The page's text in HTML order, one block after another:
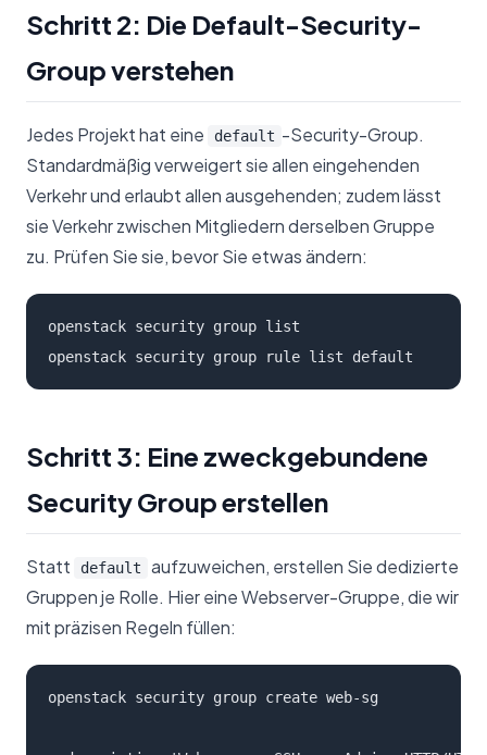
Schritt 2: Die Default-Security-
Group verstehen
Jedes Projekt hat eine default -Security-Group.
Standardmäßig verweigert sie allen eingehenden
Verkehr und erlaubt allen ausgehenden; zudem lässt
sie Verkehr zwischen Mitgliedern derselben Gruppe
zu. Prüfen Sie sie, bevor Sie etwas ändern:
openstack security group list
openstack security group rule list default
Schritt 3: Eine zweckgebundene
Security Group erstellen
Statt default
aufzuweichen, erstellen Sie dedizierte
Gruppen je Rolle. Hier eine Webserver-Gruppe, die wir
mit präzisen Regeln füllen:
openstack security group create web-sg